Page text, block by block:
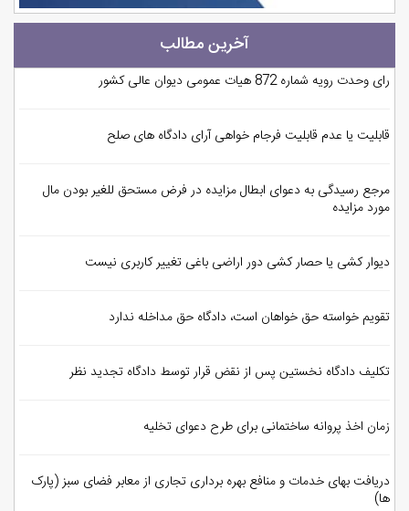
آخرین مطالب
رای وحدت رویه شماره 872 هیات عمومی دیوان عالی کشور
قابلیت یا عدم قابلیت فرجام خواهی آرای دادگاه های صلح
مرجع رسیدگی به دعوای ابطال مزایده در فرض مستحق للغیر بودن مال
مورد مزایده
دیوار کشی یا حصار کشی دور اراضی باغی تغییر کاربری نیست
تقویم خواسته حق خواهان است، دادگاه حق مداخله ندارد
تکلیف دادگاه نخستین پس از نقض قرار توسط دادگاه تجدید نظر
زمان اخذ پروانه ساختمانی برای طرح دعوای تخلیه
دریافت بهای خدمات و منافع بهره برداری تجاری از معابر فضای سبز (پارک
ها)